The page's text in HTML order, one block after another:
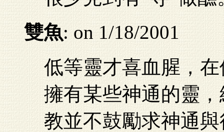
雙魚: on 1/18/2001
低等靈才喜血腥，
擁有某些神通的靈
教並不鼓勵求神通